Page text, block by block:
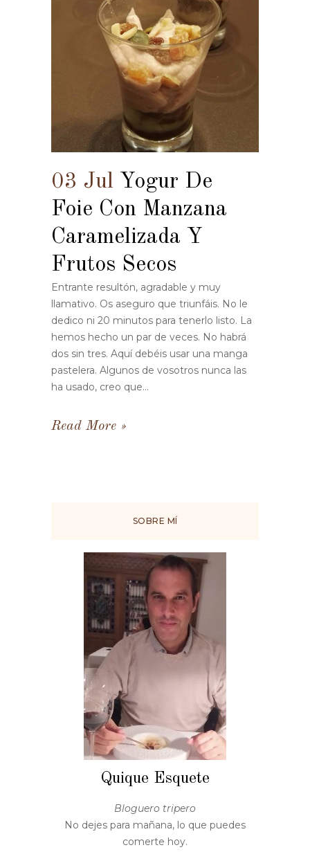
03 Jul Yogur De
Foie Con Manzana
Caramelizada Y
Frutos Secos
Entrante resultón, agradable y muy
llamativo. Os aseguro que triunfáis. No le
dedico ni 20 minutos para tenerlo listo. La
hemos hecho un par de veces. No habrá
dos sin tres. Aquí debéis usar una manga
pastelera. Algunos de vosotros nunca las
ha usado, creo que...
Read More
SOBRE MÍ
Quique Esquete
Bloguero tripero
No dejes para mañana, lo que puedes
comerte hoy.